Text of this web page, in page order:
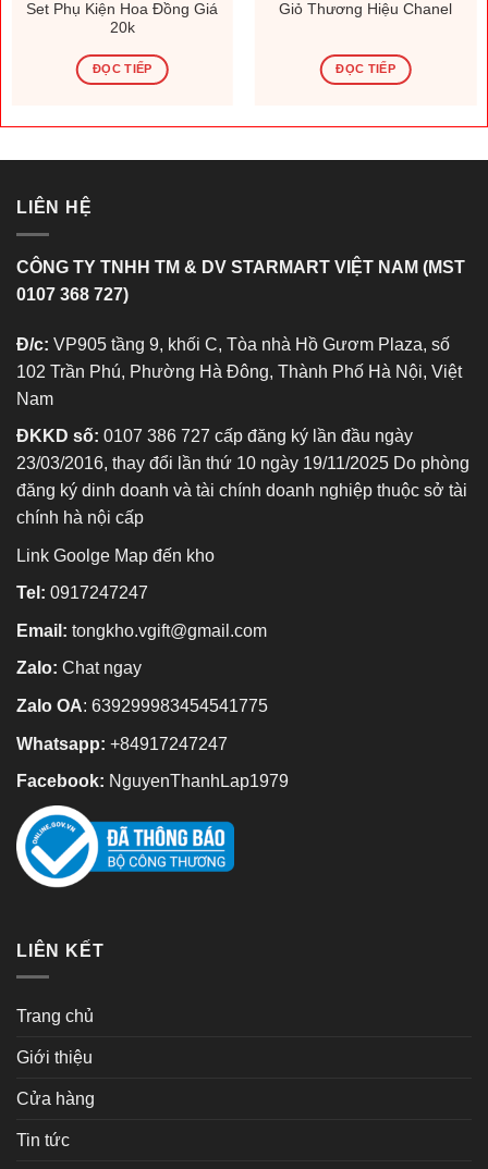
Set Phụ Kiện Hoa Đồng Giá
20k
ĐỌC TIẾP
Giỏ Thương Hiệu Chanel
ĐỌC TIẾP
LIÊN HỆ
CÔNG TY TNHH TM & DV STARMART VIỆT NAM (MST
0107 368 727)
Đ/c: VP905 tầng 9, khối C, Tòa nhà Hồ Gươm Plaza, số
102 Trần Phú, Phường Hà Đông, Thành Phố Hà Nội, Việt
Nam
ĐKKD số: 0107 386 727 cấp đăng ký lần đầu ngày
23/03/2016, thay đổi lần thứ 10 ngày 19/11/2025 Do phòng
đăng ký dinh doanh và tài chính doanh nghiệp thuộc sở tài
chính hà nội cấp
Link Goolge Map đến kho
Tel: 0917247247
Email: tongkho.vgift@gmail.com
Zalo: Chat ngay
Zalo OA: 639299983454541775
Whatsapp: +84917247247
Facebook: NguyenThanhLap1979
LIÊN KẾT
Trang chủ
Giới thiệu
Cửa hàng
Tin tức